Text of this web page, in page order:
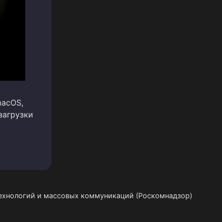
и массовых коммуникаций (Роскомнадзор)